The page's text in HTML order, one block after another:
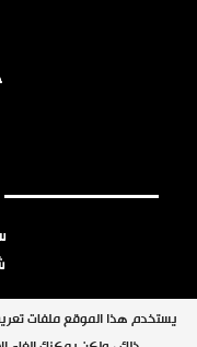
يستخدم هذا الموقع ملفات